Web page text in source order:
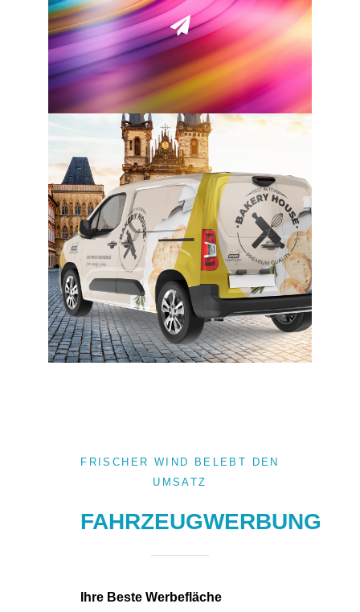
FRISCHER WIND BELEBT DEN
UMSATZ
FAHRZEUGWERBUNG
Ihre Beste Werbefläche